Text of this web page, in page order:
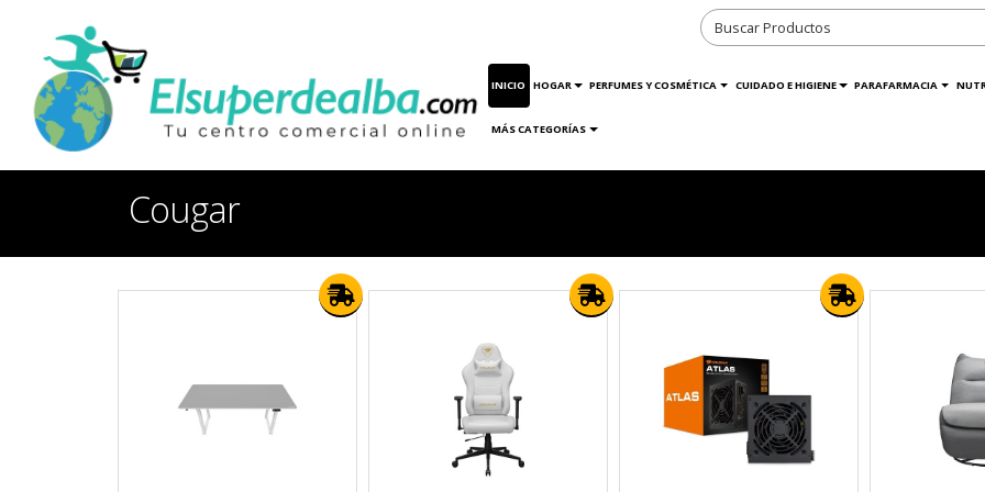
INICIO HOGAR PERFUMES Y COSMÉTICA CUIDADO E HIGIENE PARAFARMACIA
MÁS CATEGORÍAS
Cougar